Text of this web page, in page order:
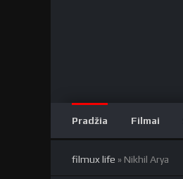
Pradžia Filmai
filmux life » Nikhil Arya